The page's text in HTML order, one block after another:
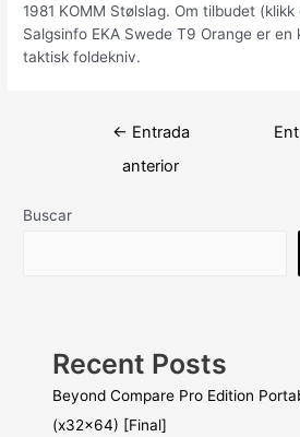
1981 KOMM Stølslag. Om tilbudet
Salgsinfo EKA Swede T9 Orange er
taktisk foldekniv.
Navegación
← Entrada
anterior
Buscar
Recent Posts
Beyond Compare Pro Edition
(x32x64) [Final]